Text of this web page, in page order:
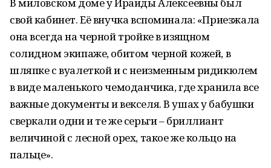
свой кабинет. Её внучка вспоминала: «Приезжала
она всегда на черной тройке в изящном
солидном экипаже, обитом черной кожей, в
шляпке с вуалеткой и с неизменным ридикюлем
в виде маленького чемоданчика, где хранила все
важные документы и векселя. В ушах у бабушки
сверкали одни и те же серьги – бриллиант
величиной с лесной орех, такое же кольцо на
пальце».